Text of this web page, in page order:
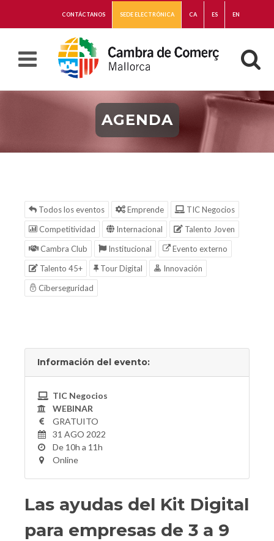
CONTÁCTANOS SEDE ELECTRÓNICA CA ES EN
AGENDA
Todos los eventos Emprende
TIC Negocios
Competitividad
Internacional
Talento Joven
Cambra Club
Institucional
Evento externo
Talento 45+
Tour Digital
Innovación
Ciberseguridad
Información del evento:
TIC Negocios
WEBINAR
GRATUITO
31 AGO 2022
De 10h a 11h
Online
Las ayudas del Kit Digital
para empresas de 3 a 9